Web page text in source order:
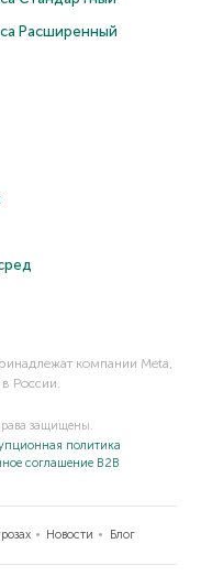
Расширенный
компании Meta,
России.
защищены.
политика
соглашение B2B
Новости Блог